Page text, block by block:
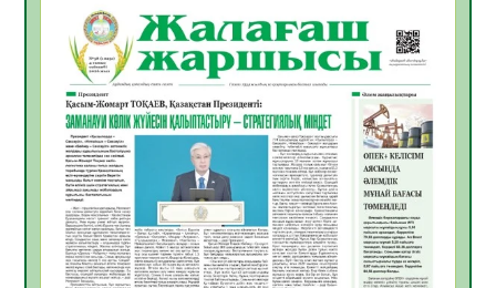
06.08.2026
Инфекциялық ауруларға қарсы иммундау
жұмыстарының тиімділігі
06.08.2026
59
Көкжөтел ауруы туралы
06.08.2026
57
АПВ вакцинасы туралы мәлімет
06.08.2026
58